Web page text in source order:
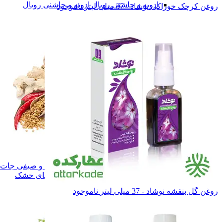
ادویه و چاشنی رویال ادویه و چاشنی رویال
ادویه و چاشنی ادویه و چاشنی
سبزی های خشک سبزی های خشک
میوه ها و صیفی جات خشک میوه ها و صیفی
همه دسته بندی های سبزی و میوه های خشک
روغن کرچک خوراکی نوشاد - 37 میلی لیتر ناموجود
روغن گل بنفشه نوشاد - 37 میلی لیتر ناموجود